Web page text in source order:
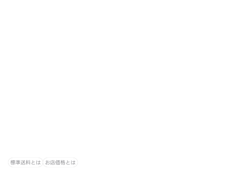
標準送料とは お店価格とは